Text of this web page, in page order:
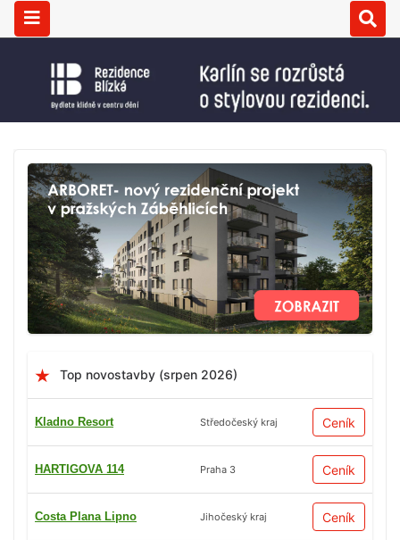
Top novostavby (srpen 2026)
Kladno Resort Středočeský kraj Ceník
HARTIGOVA 114 Praha 3 Ceník
Costa Plana Lipno Jihočeský kraj Ceník